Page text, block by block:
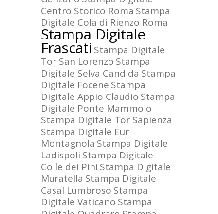
Centro Storico Roma Stampa
Digitale Cola di Rienzo Roma
Stampa Digitale
Frascati Stampa Digitale
Tor San Lorenzo Stampa
Digitale Selva Candida Stampa
Digitale Focene Stampa
Digitale Appio Claudio Stampa
Digitale Ponte Mammolo
Stampa Digitale Tor Sapienza
Stampa Digitale Eur
Montagnola Stampa Digitale
Ladispoli Stampa Digitale
Colle dei Pini Stampa Digitale
Muratella Stampa Digitale
Casal Lumbroso Stampa
Digitale Vaticano Stampa